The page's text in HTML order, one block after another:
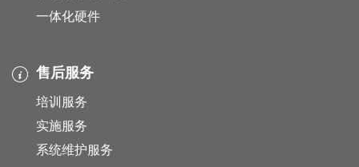
一体化硬件
售后服务
培训服务
实施服务
系统维护服务